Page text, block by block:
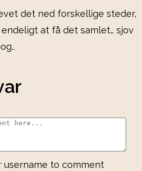
det ned forskellige steder,
at få det samlet… sjov
username to comment